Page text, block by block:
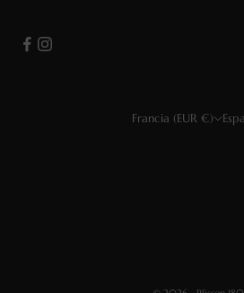
Francia (EUR €)